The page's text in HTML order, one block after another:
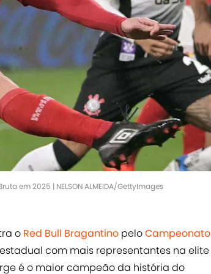
em 2025 | NELSON ALMEIDA/GettyImages
o Red Bull Bragantino peloCampeonato
com mais representantes na elite
é o maior campeão da história do